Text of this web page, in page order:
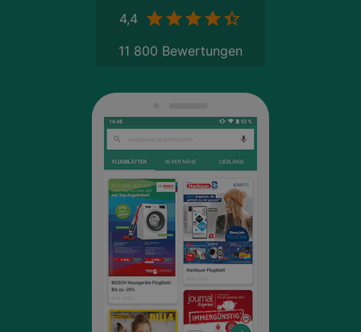
4,4
11 800 Bewertungen